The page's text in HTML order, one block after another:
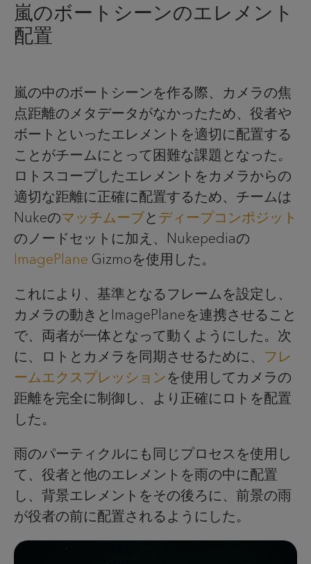
嵐のボートシーンのエレメント
配置
嵐の中のボートシーンを作る際、カメラの焦
点距離のメタデータがなかったため、役者や
ボートといったエレメントを適切に配置する
ことがチームにとって困難な課題となった。
ロトスコープしたエレメントをカメラからの
適切な距離に正確に配置するため、チームは
Nukeのマッチムーブと ディープコンポジット
のノードセットに加え、Nukepediaの
ImagePlane Gizmoを使用した。
これにより、基準となるフレームを設定し、
カメラの動きとImagePlaneを連携させること
で、両者が一体となって動くようにした。次
に、ロトとカメラを同期させるために、 フレ
ームエクスプレッションを使用してカメラの
距離を完全に制御し、より正確にロトを配置
した。
雨のパーティクルにも同じプロセスを使用し
て、役者と他のエレメントを雨の中に配置
し、背景エレメントをその後ろに、前景の雨
が役者の前に配置されるようにした。